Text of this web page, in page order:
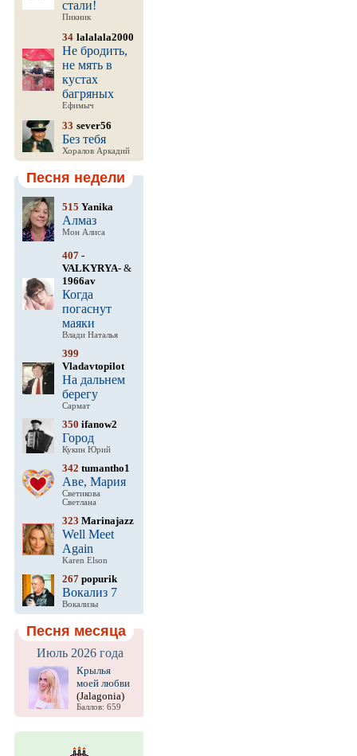
стали!
Пикник
34 lalalala2000
Не бродить,
не мять в
кустах
багряных
Ефимыч
33 sever56
Без тебя
Хоралов Аркадий
Песня недели
515 Yanika
Алмаз
Мон Алиса
407 -
VALKYRYA- &
1966av
Когда
погаснут
маяки
Влади Наталья
399
Vladavtopilot
На дальнем
берегу
Сармат
350 ifanow2
Город
Кукин Юрий
342 tumantho1
Аве, Мария
Светикова
Светлана
323 Marinajazz
Well Meet
Again
Karen Elson
267 popurik
Вокализ 7
Вокализы
Песня месяца
Июль 2026 года
Крылья
моей любви
(Jalagonia)
Баллов: 659